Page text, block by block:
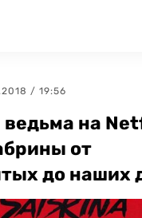
/ 19:56
на
от
до наших